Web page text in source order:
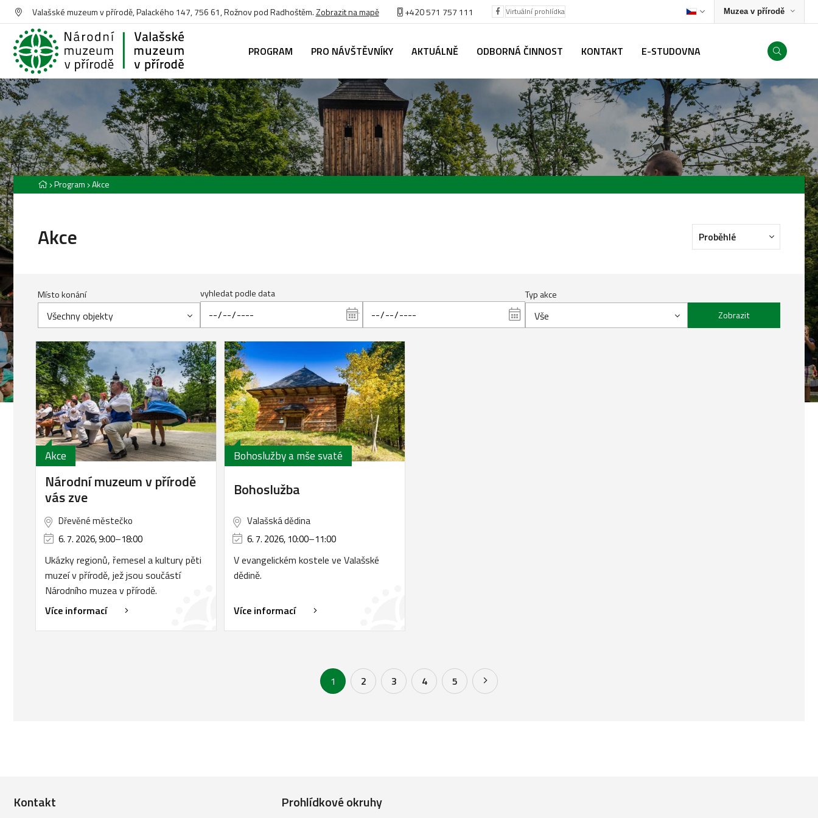
Valašské muzeum v přírodě, Palackého 147, 756 61, Rožnov pod Radhoštěm.Zobrazit na mapě +420 571 757 111 Virtuální prohlídka Muzea v přírodě
PROGRAM PRO NÁVŠTĚVNÍKY AKTUÁLNĚ ODBORNÁ ČINNOST KONTAKT E-STUDOVNA
Program Akce
Akce Proběhlé
Místo konání
Všechny objekty
vyhledat podle data Typ akce
Vše Zobrazit
Akce
Národní muzeum v přírodě
vás zve
Dřevěné městečko
6. 7. 2026, 9:00–18:00
Ukázky regionů, řemesel a kultury pěti
muzeí v přírodě, jež jsou součástí
Národního muzea v přírodě.
Více informací
Bohoslužby a mše svaté
Bohoslužba
Valašská dědina
6. 7. 2026, 10:00–11:00
V evangelickém kostele ve Valašské
dědině.
Více informací
1 2 3 4 5
Kontakt Prohlídkové okruhy